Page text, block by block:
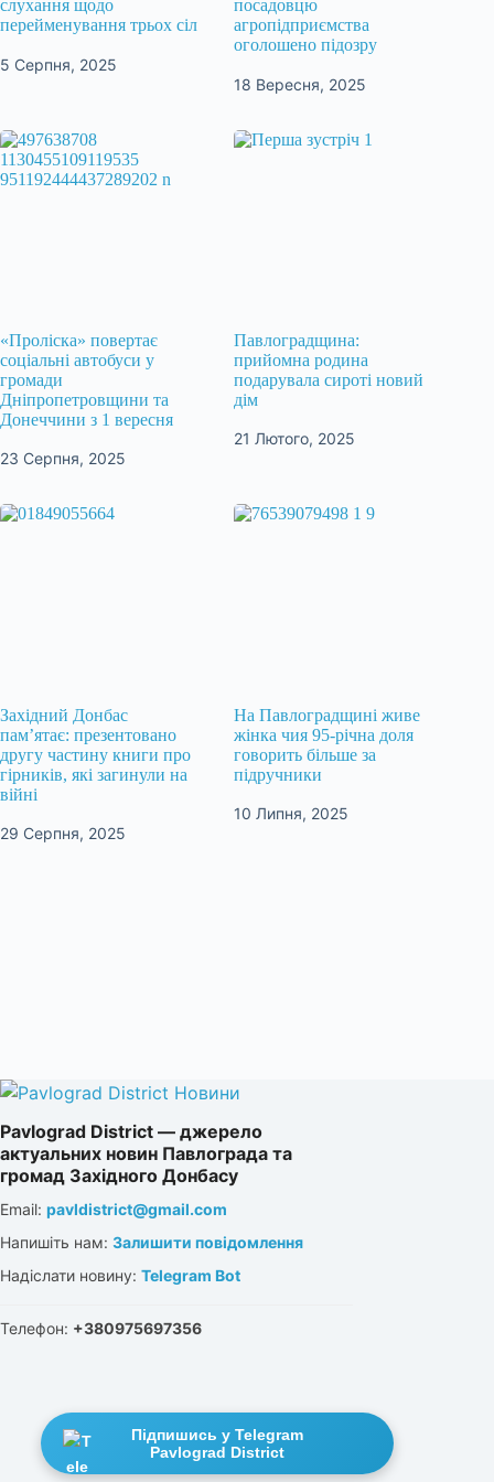
слухання щодо
перейменування трьох сіл
5 Серпня, 2025
посадовцю
агропідприємства
оголошено підозру
18 Вересня, 2025
«Проліска» повертає
соціальні автобуси у
громади
Дніпропетровщини та
Донеччини з 1 вересня
23 Серпня, 2025
Павлоградщина:
прийомна родина
подарувала сироті новий
дім
21 Лютого, 2025
Західний Донбас
пам’ятає: презентовано
другу частину книги про
гірників, які загинули на
війні
29 Серпня, 2025
На Павлоградщині живе
жінка чия 95-річна доля
говорить більше за
підручники
10 Липня, 2025
Pavlograd District — джерело
актуальних новин Павлограда та
громад Західного Донбасу
Email: pavldistrict@gmail.com
Напишіть нам: Залишити повідомлення
Надіслати новину: Telegram Bot
Телефон: +380975697356
Підпишись у Telegram
Pavlograd District